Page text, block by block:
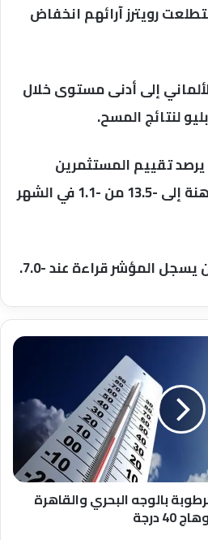
رويترز آرائهم انخفاض
إلى أدنى مستوى خلال
لنتائج المسح.
تقييم المستثمرين
للأوضاع الاقتصادية الراهنة إلى -13.5 من -1.1 في الشهر
المؤشر قراءة عند -7.0.
بالوجه البحري والقاهرة
40 درجة